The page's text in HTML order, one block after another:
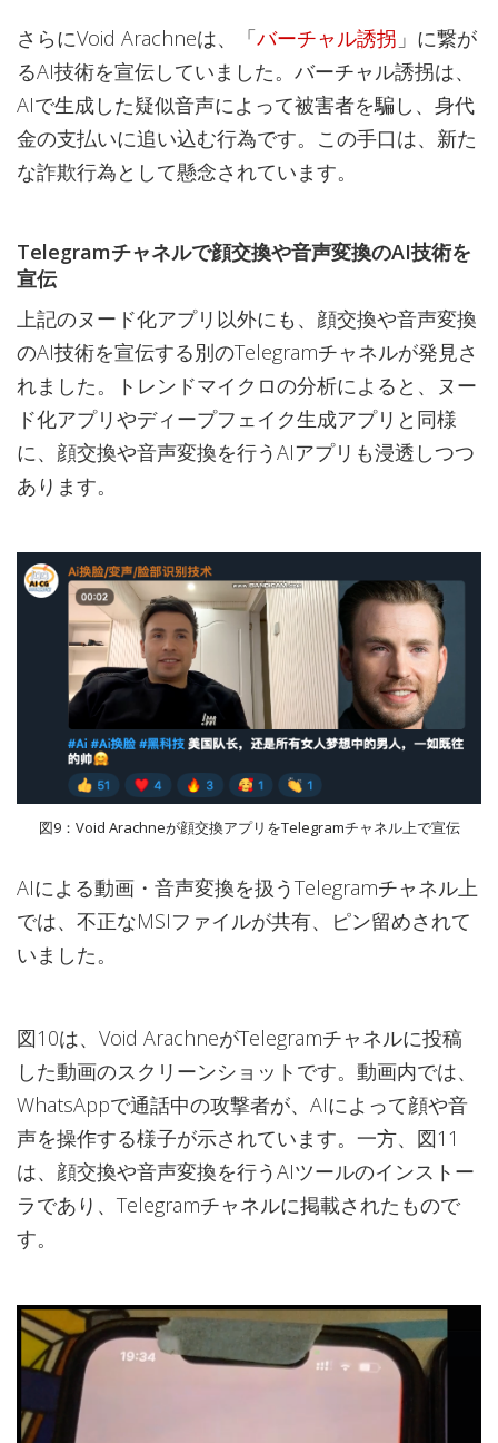
さらにVoid Arachneは、「バーチャル誘拐 」に繋が
るAI技術を宣伝していました。バーチャル誘拐は、
AIで生成した疑似音声によって被害者を騙し、身代
金の支払いに追い込む行為です。この手口は、新た
な詐欺行為として懸念されています。
Telegramチャネルで顔交換や音声変換のAI技術を
宣伝
上記のヌード化アプリ以外にも、顔交換や音声変換
のAI技術を宣伝する別のTelegramチャネルが発見さ
れました。トレンドマイクロの分析によると、ヌー
ド化アプリやディープフェイク生成アプリと同様
に、顔交換や音声変換を行うAIアプリも浸透しつつ
あります。
図9：Void Arachneが顔交換アプリをTelegramチャネル上で宣伝
AIによる動画・音声変換を扱うTelegramチャネル上
では、不正なMSIファイルが共有、ピン留めされて
いました。
図10は、Void ArachneがTelegramチャネルに投稿
した動画のスクリーンショットです。動画内では、
WhatsAppで通話中の攻撃者が、AIによって顔や音
声を操作する様子が示されています。一方、図11
は、顔交換や音声変換を行うAIツールのインストー
ラであり、Telegramチャネルに掲載されたもので
す。